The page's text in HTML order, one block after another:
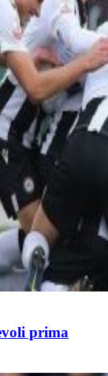
prima